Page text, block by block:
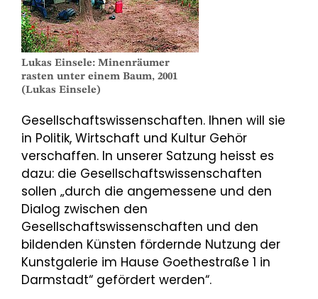
Lukas Einsele: Minenräumer
rasten unter einem Baum, 2001
(Lukas Einsele)
Gesellschaftswissenschaften. Ihnen will sie
in Politik, Wirtschaft und Kultur Gehör
verschaffen. In unserer Satzung heisst es
dazu: die Gesellschaftswissenschaften
sollen „durch die angemessene und den
Dialog zwischen den
Gesellschaftswissenschaften und den
bildenden Künsten fördernde Nutzung der
Kunstgalerie im Hause Goethestraße 1 in
Darmstadt“ gefördert werden“.